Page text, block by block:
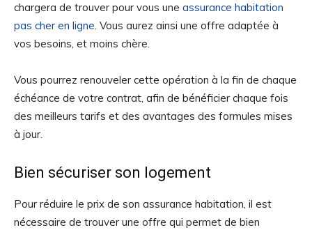
chargera de trouver pour vous une assurance habitation
pas cher en ligne. Vous aurez ainsi une offre adaptée à
vos besoins, et moins chère.
Vous pourrez renouveler cette opération à la fin de chaque
échéance de votre contrat, afin de bénéficier chaque fois
des meilleurs tarifs et des avantages des formules mises
à jour.
Bien sécuriser son logement
Pour réduire le prix de son assurance habitation, il est
nécessaire de trouver une offre qui permet de bien